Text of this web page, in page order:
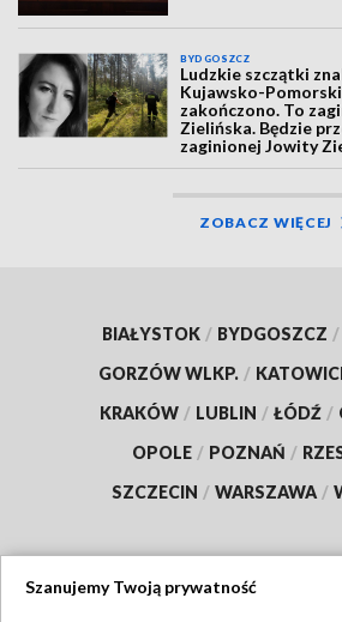
BYDGOSZCZ
Ludzkie szczątki
Kujawsko-
zakończono. To
Zielińska. Będzie
zaginionej Jowity
wideo, aktualizacja]
ZOBACZ WIĘCEJ
BIAŁYSTOK / BYDGOSZCZ /
GORZÓW WLKP. /
KRAKÓW / LUBLIN / ŁÓDŹ /
OPOLE / POZNAŃ /
SZCZECIN / WARSZAWA /
Szanujemy Twoją prywatność